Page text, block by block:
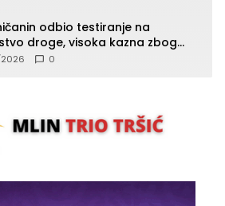
odbio testiranje na
droge, visoka kazna zbog
Zakona o osnovama
0